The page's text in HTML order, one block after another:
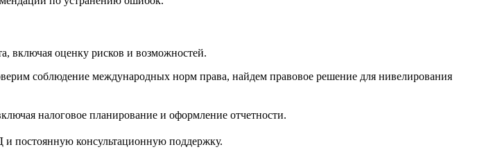
включая оценку рисков и возможностей.
соблюдение международных норм права, найдем правовое решение для нивелирования
налоговое планирование и оформление отчетности.
и постоянную консультационную поддержку.